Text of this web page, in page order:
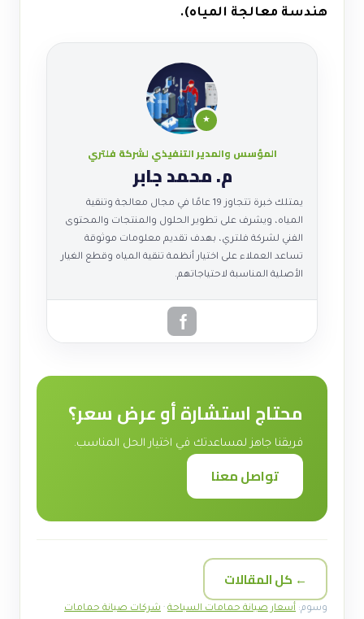
هندسة معالجة المياه).
★
المؤسس والمدير التنفيذي لشركة فلتري
م. محمد جابر
يمتلك خبرة تتجاوز 19 عامًا في مجال معالجة وتنقية
المياه، ويشرف على تطوير الحلول والمنتجات والمحتوى
الفني لشركة فلتري، بهدف تقديم معلومات موثوقة
تساعد العملاء على اختيار أنظمة تنقية المياه وقطع الغيار
الأصلية المناسبة لاحتياجاتهم.
محتاج استشارة أو عرض سعر؟
فريقنا جاهز لمساعدتك في اختيار الحل المناسب.
تواصل معنا
← كل المقالات
وسوم: أسعار صيانة حمامات السباحة · شركات صيانة حمامات